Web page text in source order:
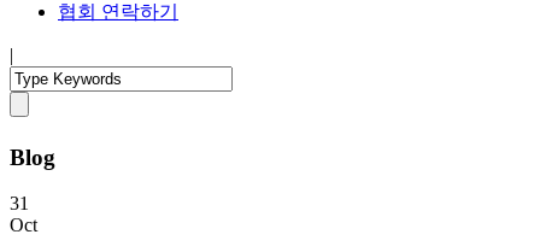
협회 연락하기
|
Blog
31
Oct